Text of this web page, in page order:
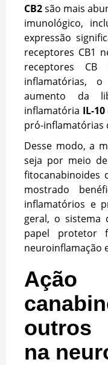
CB2são mais
imunológico,
expressão
receptores CB1
receptores
inflamatórias,
aumento da
inflamatória IL-10
pró-inflamatórias
Desse modo, a
seja por meio
fitocanabinoides
mostrado
inflamatórios e
geral, o sistema
papel protetor
neuroinflamação
outros
na